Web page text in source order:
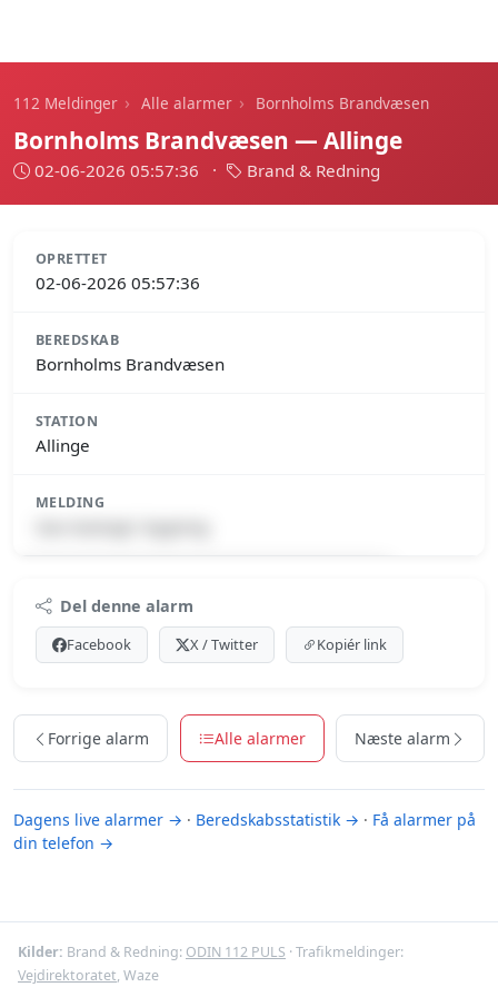
112 Meldinger › Alle alarmer › Bornholms Brandvæsen
Bornholms Brandvæsen — Allinge
02-06-2026 05:57:36 · Brand & Redning
OPRETTET
02-06-2026 05:57:36
BEREDSKAB
Bornholms Brandvæsen
STATION
Allinge
MELDING
Premium indhold
Log ind med Premium for at se meldingen.
Se Premium-muligheder
Del denne alarm
Facebook X / Twitter Kopiér link
Forrige alarm Alle alarmer Næste alarm
Dagens live alarmer → · Beredskabsstatistik → · Få alarmer på
din telefon →
Kilder: Brand & Redning: ODIN 112 PULS · Trafikmeldinger:
Vejdirektoratet, Waze